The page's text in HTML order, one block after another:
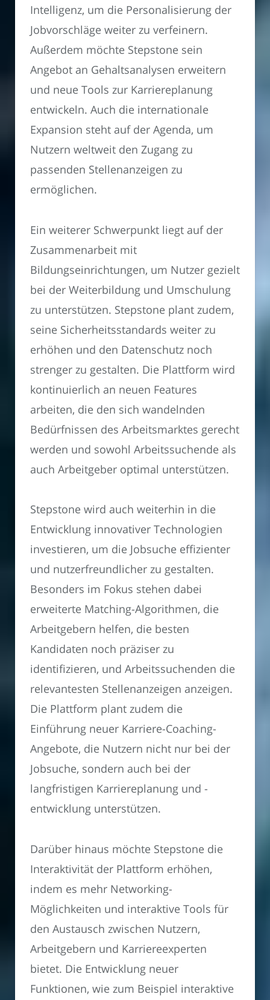
Intelligenz, um die Personalisierung der
Jobvorschläge weiter zu verfeinern.
Außerdem möchte Stepstone sein
Angebot an Gehaltsanalysen erweitern
und neue Tools zur Karriereplanung
entwickeln. Auch die internationale
Expansion steht auf der Agenda, um
Nutzern weltweit den Zugang zu
passenden Stellenanzeigen zu
ermöglichen.
Ein weiterer Schwerpunkt liegt auf der
Zusammenarbeit mit
Bildungseinrichtungen, um Nutzer gezielt
bei der Weiterbildung und Umschulung
zu unterstützen. Stepstone plant zudem,
seine Sicherheitsstandards weiter zu
erhöhen und den Datenschutz noch
strenger zu gestalten. Die Plattform wird
kontinuierlich an neuen Features
arbeiten, die den sich wandelnden
Bedürfnissen des Arbeitsmarktes gerecht
werden und sowohl Arbeitssuchende als
auch Arbeitgeber optimal unterstützen.
Stepstone wird auch weiterhin in die
Entwicklung innovativer Technologien
investieren, um die Jobsuche effizienter
und nutzerfreundlicher zu gestalten.
Besonders im Fokus stehen dabei
erweiterte Matching-Algorithmen, die
Arbeitgebern helfen, die besten
Kandidaten noch präziser zu
identifizieren, und Arbeitssuchenden die
relevantesten Stellenanzeigen anzeigen.
Die Plattform plant zudem die
Einführung neuer Karriere-Coaching-
Angebote, die Nutzern nicht nur bei der
Jobsuche, sondern auch bei der
langfristigen Karriereplanung und -
entwicklung unterstützen.
Darüber hinaus möchte Stepstone die
Interaktivität der Plattform erhöhen,
indem es mehr Networking-
Möglichkeiten und interaktive Tools für
den Austausch zwischen Nutzern,
Arbeitgebern und Karriereexperten
bietet. Die Entwicklung neuer
Funktionen, wie zum Beispiel interaktive